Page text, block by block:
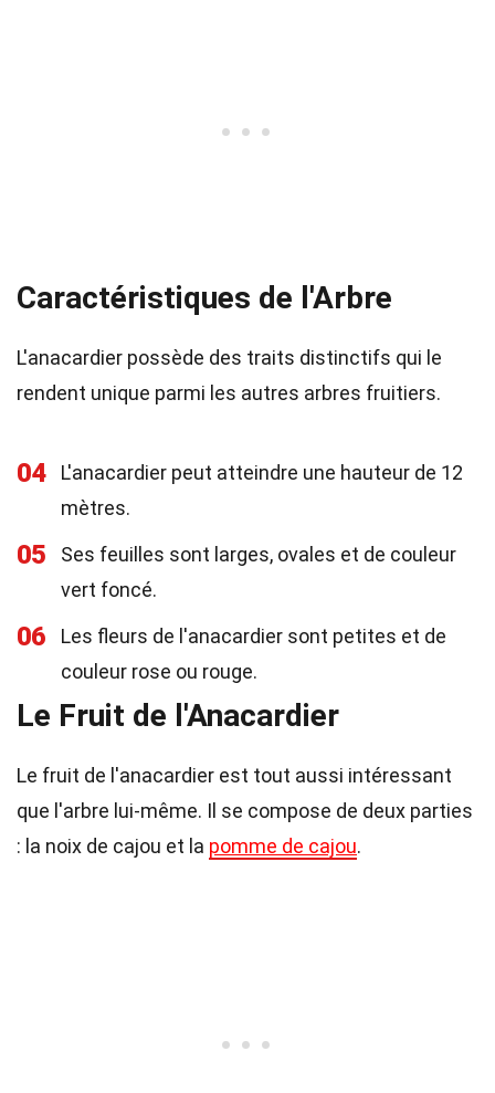
Caractéristiques de l'Arbre
L'anacardier possède des traits distinctifs qui le
rendent unique parmi les autres arbres fruitiers.
04
L'anacardier peut atteindre une hauteur de 12
mètres.
05
Ses feuilles sont larges, ovales et de couleur
vert foncé.
06
Les fleurs de l'anacardier sont petites et de
couleur rose ou rouge.
Le Fruit de l'Anacardier
Le fruit de l'anacardier est tout aussi intéressant
que l'arbre lui-même. Il se compose de deux parties
: la noix de cajou et la pomme de cajou.